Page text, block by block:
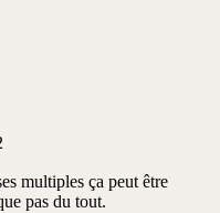
multiples ça peut être
pas du tout.